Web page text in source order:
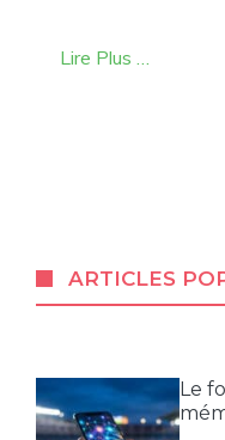
Lire Plus …
ARTICLES
Le